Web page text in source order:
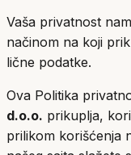
Vaša privatnost
načinom na koji
lične podatke.
Ova Politika
d.o.o. prikuplja,
prilikom korišćenja